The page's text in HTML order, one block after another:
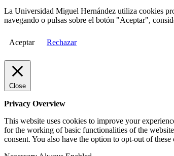
La Universidad Miguel Hernández utiliza cookies
navegando o pulsas sobre el botón "Aceptar",
Aceptar Rechazar
Close
Privacy Overview
This website uses cookies to improve your
for the working of basic functionalities of the
consent. You also have the option to opt-out of